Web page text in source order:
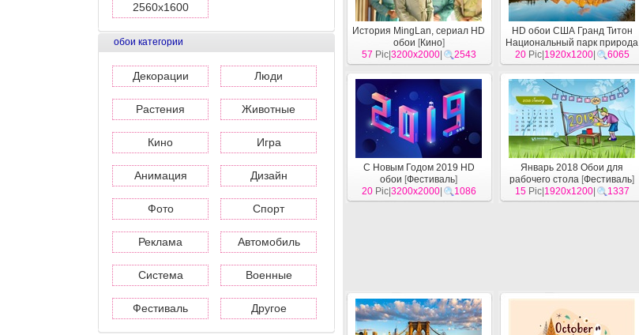
2560x1600
обои категории
Декорации Люди
Растения Животные
Кино Игра
Анимация Дизайн
Фото Спорт
Реклама Автомобиль
Система Военные
Фестиваль Другое
История MingLan, сериал HD
обои [Кино]
57 Pic| 3200x2000| 2543
HD обои США Гранд Титон
Национальный парк природа
пейзаж[Декорации]
20Pic| 1920x1200| 6065
С Новым Годом 2019 HD
обои [Фестиваль]
20Pic| 3200x2000| 1086
Январь 2018 Обои для
рабочего стола [Фестиваль]
15Pic| 1920x1200| 1337